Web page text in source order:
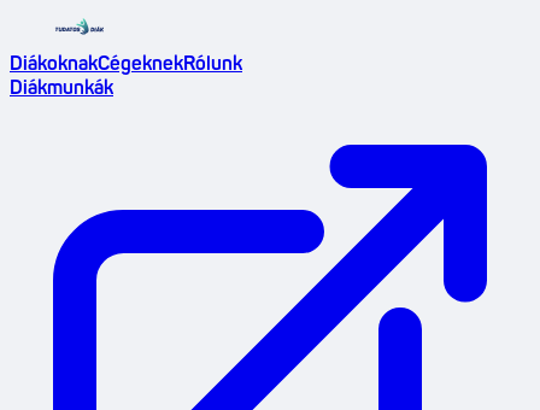
DiákoknakCégeknekRólunk
Diákmunkák